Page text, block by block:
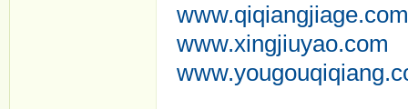
www.qiqiangjiage.com
www.xingjiuyao.com